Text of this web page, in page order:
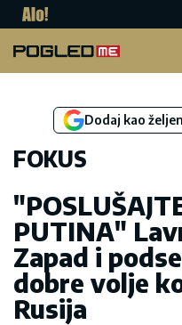
Dodaj kao
FOKUS
PUTINA"
Zapad i
dobre volje
Rusija